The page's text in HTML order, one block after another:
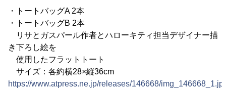
・トートバッグA 2本
・トートバッグB 2本
リサとガスパール作者とハローキティ担当デザイナー描
き下ろし絵を
使用したフラットトート
サイズ：各約横28×縦36cm
https://www.atpress.ne.jp/releases/146668/